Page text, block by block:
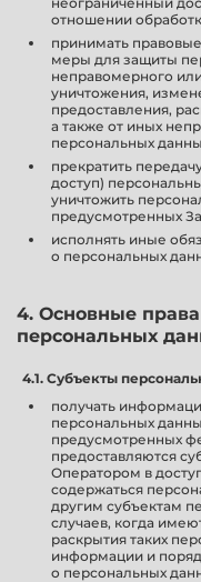
отношении
принимать
меры для защиты
неправомерного
уничтожения,
предоставления,
а также от иных
персональных
прекратить
доступ)
уничтожить
предусмотренных
исполнять иные
о персональных
4. Основные
персональных
4.1. Субъекты
получать
персональных
предусмотренных
предоставляются
Оператором в
содержаться
другим субъектам
случаев, когда
раскрытия таких
информации и
о персональных